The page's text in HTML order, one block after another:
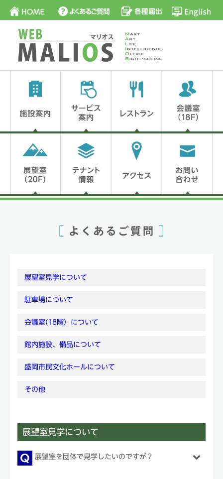
展望室見学について
駐車場について
会議室(18階）について
館内施設、備品について
盛岡市民文化ホールについて
その他
展望室見学について
展望室を団体で見学したいのですが？